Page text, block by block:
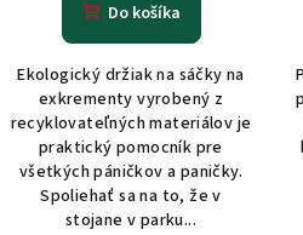
Do košíka
Ekologický držiak na sáčky na
exkrementy vyrobený z
recyklovateľných materiálov je
praktický pomocník pre
všetkých páničkov a paničky.
Spoliehať sa na to, že v
stojane v parku...